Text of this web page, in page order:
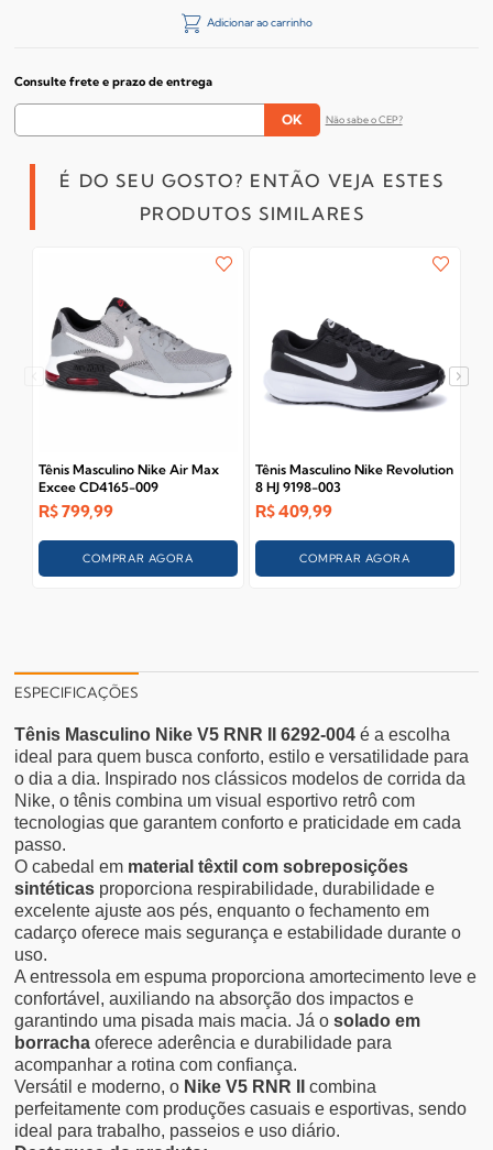
Adicionar ao carrinho
Consulte frete e prazo de entrega
Não sabe o CEP?
É DO SEU GOSTO? ENTÃO VEJA ESTES
PRODUTOS SIMILARES
Tênis Masculino Nike Air Max
Excee CD4165-009
R$799,99
COMPRAR AGORA
Tênis Masculino Nike Revolution
8 HJ 9198-003
R$409,99
COMPRAR AGORA
ESPECIFICAÇÕES
Tênis Masculino Nike V5 RNR II 6292-004 é a escolha
ideal para quem busca conforto, estilo e versatilidade para
o dia a dia. Inspirado nos clássicos modelos de corrida da
Nike, o tênis combina um visual esportivo retrô com
tecnologias que garantem conforto e praticidade em cada
passo.
O cabedal em material têxtil com sobreposições
sintéticas proporciona respirabilidade, durabilidade e
excelente ajuste aos pés, enquanto o fechamento em
cadarço oferece mais segurança e estabilidade durante o
uso.
A entressola em espuma proporciona amortecimento leve e
confortável, auxiliando na absorção dos impactos e
garantindo uma pisada mais macia. Já osolado em
borracha oferece aderência e durabilidade para
acompanhar a rotina com confiança.
Versátil e moderno, o Nike V5 RNR II
combina
perfeitamente com produções casuais e esportivas, sendo
ideal para trabalho, passeios e uso diário.